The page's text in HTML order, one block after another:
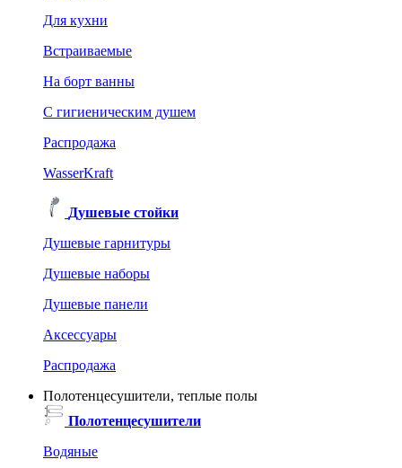
Для кухни
Встраиваемые
На борт ванны
C гигиеническим душем
Распродажа
WasserKraft
Душевые стойки
Душевые гарнитуры
Душевые наборы
Душевые панели
Аксессуары
Распродажа
Полотенцесушители, теплые полы
Полотенцесушители
Водяные